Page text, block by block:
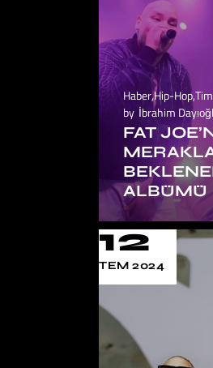
Haber,Hip-Hop,
by İbrahim
FAT
ALBÜMÜ
12
TEM 2024